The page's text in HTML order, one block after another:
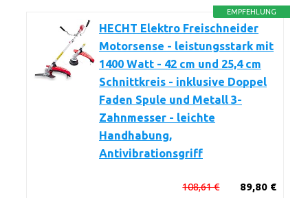
EMPFEHLUNG
HECHT Elektro Freischneider
Motorsense - leistungsstark mit
1400 Watt - 42 cm und 25,4 cm
Schnittkreis - inklusive Doppel
Faden Spule und Metall 3-
Zahnmesser - leichte
Handhabung,
Antivibrationsgriff
89,80 €
108,61 €